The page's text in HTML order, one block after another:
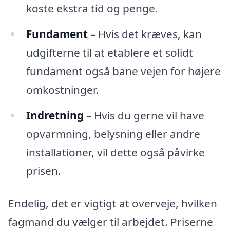
koste ekstra tid og penge.
Fundament– Hvis det kræves, kan
udgifterne til at etablere et solidt
fundament også bane vejen for højere
omkostninger.
Indretning – Hvis du gerne vil have
opvarmning, belysning eller andre
installationer, vil dette også påvirke
prisen.
Endelig, det er vigtigt at overveje, hvilken
fagmand du vælger til arbejdet. Priserne